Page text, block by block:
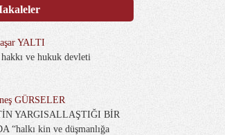
YALTI
hakkı ve hukuk devleti
GÜRSELER
YARGISALLAŞTIĞI BİR
“halkı kin ve düşmanlığa